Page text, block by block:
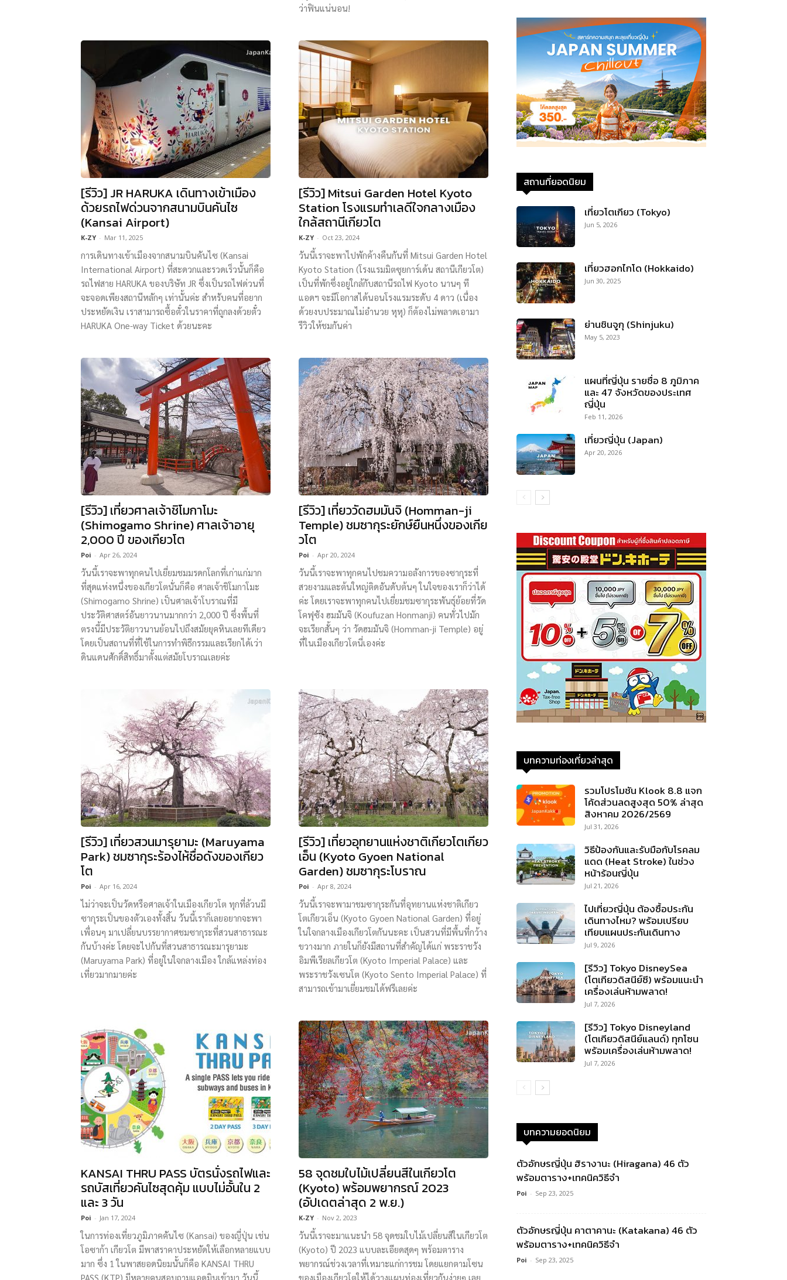
ว่าฟินแน่นอน!
[รีวิว] JR HARUKA เดินทางเข้าเมือง
ด้วยรถไฟด่วนจากสนามบินคันไซ
(Kansai Airport)
K-ZY - Mar 11, 2025
การเดินทางเข้าเมืองจากสนามบินคันไซ (Kansai
International Airport) ที่สะดวกและรวดเร็วนั้นก็คือ
รถไฟสาย HARUKA ของบริษัท JR ซึ่งเป็นรถไฟด่วนที่
จะจอดเพียงสถานีหลักๆ เท่านั้นค่ะ สำหรับคนที่อยาก
ประหยัดเงิน เราสามารถซื้อตั๋วในราคาที่ถูกลงด้วยตั๋ว
HARUKA One-way Ticket ด้วยนะคะ
[รีวิว] Mitsui Garden Hotel Kyoto
Station โรงแรมทำเลดีใจกลางเมือง
ใกล้สถานีเกียวโต
K-ZY - Oct 23, 2024
วันนี้เราจะพาไปพักค้างคืนกันที่ Mitsui Garden Hotel
Kyoto Station (โรงแรมมิตซุยการ์เด้น สถานีเกียวโต)
เป็นที่พักซึ่งอยู่ใกล้กับสถานีรถไฟ Kyoto นานๆ ที
แอดฯ จะมีโอกาสได้นอนโรงแรมระดับ 4 ดาว (เนื่อง
ด้วยงบประมาณไม่อำนวย หุหุ) ก็ต้องไม่พลาดเอามา
รีวิวให้ชมกันค่า
[รีวิว] เที่ยวศาลเจ้าชิโมกาโมะ
(Shimogamo Shrine) ศาลเจ้าอายุ
2,000 ปี ของเกียวโต
Poi - Apr 26, 2024
วันนี้เราจะพาทุกคนไปเยี่ยมชมมรดกโลกที่เก่าแก่มาก
ที่สุดแห่งหนึ่งของเกียวโตนั่นก็คือ ศาลเจ้าชิโมกาโมะ
(Shimogamo Shrine) เป็นศาลเจ้าโบราณที่มี
ประวัติศาสตร์อันยาวนานมากกว่า 2,000 ปี ซึ่งพื้นที่
ตรงนี้มีประวัติยาวนานย้อนไปถึงสมัยยุคหินเลยทีเดียว
โดยเป็นสถานที่ที่ใช้ในการทำพิธีกรรมและเรียกได้เว่า
ดินแดนศักดิ์สิทธิ์มาตั้งแต่สมัยโบราณเลยค่ะ
[รีวิว] เที่ยววัดฮมมันจิ (Homman-ji
Temple) ชมซากุระยักษ์ยืนหนึ่งของเกีย
วโต
Poi - Apr 20, 2024
วันนี้เราจะพาทุกคนไปชมความอลังการของซากุระที่
สวยงามและต้นใหญ่ติดอันดับต้นๆ ในใจของเราก็ว่าได้
ค่ะ โดยเราจะพาทุกคนไปเยี่ยมชมซากุระพันธุ์ย้อยที่วัด
โคฟุซัง ฮมมันจิ (Koufuzan Honmanji) คนทั่วไปมัก
จะเรียกสั้นๆ ว่า วัดฮมมันจิ (Homman-ji Temple) อยู่
ที่ในเมืองเกียวโตนี่เองค่ะ
[รีวิว] เที่ยวสวนมารุยามะ (Maruyama
Park) ชมซากุระร้องไห้ชื่อดังของเกียว
โต
Poi - Apr 16, 2024
ไม่ว่าจะเป็นวัดหรือศาลเจ้าในเมืองเกียวโต ทุกที่ล้วนมี
ซากุระเป็นของตัวเองทั้งสิ้น วันนี้เราก็เลยอยากจะพา
เพื่อนๆ มาเปลี่ยนบรรยากาศชมซากุระที่สวนสาธารณะ
กันบ้างค่ะ โดยจะไปกันที่สวนสาธารณะมารุยามะ
(Maruyama Park) ที่อยู่ในใจกลางเมือง ใกล้แหล่งท่อง
เที่ยวมากมายค่ะ
[รีวิว] เที่ยวอุทยานแห่งชาติเกียวโตเกียว
เอ็น (Kyoto Gyoen National
Garden) ชมซากุระโบราณ
Poi - Apr 8, 2024
วันนี้เราจะพามาชมซากุระกันที่อุทยานแห่งชาติเกียว
โตเกียวเอ็น (Kyoto Gyoen National Garden) ที่อยู่
ในใจกลางเมืองเกียวโตกันนะคะ เป็นสวนที่มีพื้นที่กว้าง
ขวางมาก ภายในก็ยังมีสถานที่สำคัญได้แก่ พระราชวัง
อิมพีเรียลเกียวโต (Kyoto Imperial Palace) และ
พระราชวังเซนโต (Kyoto Sento Imperial Palace) ที่
สามารถเข้ามาเยี่ยมชมได้ฟรีเลยค่ะ
KANSAI THRU PASS บัตรนั่งรถไฟและ
รถบัสเที่ยวคันไซสุดคุ้ม แบบไม่อั้นใน 2
และ 3 วัน
Poi - Jan 17, 2024
ในการท่องเที่ยวภูมิภาคคันไซ (Kansai) ของญี่ปุ่น เช่น
โอซาก้า เกียวโต มีพาสราคาประหยัดให้เลือกหลายแบบ
มาก ซึ่ง 1 ในพาสยอดนิยมนั้นก็คือ KANSAI THRU
PASS (KTP) มีหลายคนสอบถามแอดมินเข้ามา วันนี้
58 จุดชมใบไม้เปลี่ยนสีในเกียวโต
(Kyoto) พร้อมพยากรณ์ 2023
(อัปเดตล่าสุด 2 พ.ย.)
K-ZY - Nov 2, 2023
วันนี้เราจะมาแนะนำ 58 จุดชมใบไม้เปลี่ยนสีในเกียวโต
(Kyoto) ปี 2023 แบบละเอียดสุดๆ พร้อมตาราง
พยากรณ์ช่วงเวลาที่เหมาะแก่การชม โดยแยกตามโซน
ของเมืองเกียวโตให้ได้วางแผนท่องเที่ยวกันง่ายๆ เลย
สถานที่ยอดนิยม
เที่ยวโตเกียว (Tokyo)
Jun 5, 2026
เที่ยวฮอกไกโด (Hokkaido)
Jun 30, 2025
ย่านชินจูกุ (Shinjuku)
May 5, 2023
แผนที่ญี่ปุ่น รายชื่อ 8 ภูมิภาค
และ 47 จังหวัดของประเทศ
ญี่ปุ่น
Feb 11, 2026
เที่ยวญี่ปุ่น (Japan)
Apr 20, 2026
บทความท่องเที่ยวล่าสุด
รวมโปรโมชัน Klook 8.8 แจก
โค้ดส่วนลดสูงสุด 50% ล่าสุด
สิงหาคม 2026/2569
Jul 31, 2026
วิธีป้องกันและรับมือกับโรคลม
แดด (Heat Stroke) ในช่วง
หน้าร้อนญี่ปุ่น
Jul 21, 2026
ไปเที่ยวญี่ปุ่น ต้องซื้อประกัน
เดินทางไหม? พร้อมเปรียบ
เทียบแผนประกันเดินทาง
Jul 9, 2026
[รีวิว] Tokyo DisneySea
(โตเกียวดิสนีย์ซี) พร้อมแนะนำ
เครื่องเล่นห้ามพลาด!
Jul 7, 2026
[รีวิว] Tokyo Disneyland
(โตเกียวดิสนีย์แลนด์) ทุกโซน
พร้อมเครื่องเล่นห้ามพลาด!
Jul 7, 2026
บทความยอดนิยม
ตัวอักษรญี่ปุ่น ฮิรางานะ (Hiragana) 46 ตัว
พร้อมตาราง+เทคนิควิธีจำ
Poi - Sep 23, 2025
ตัวอักษรญี่ปุ่น คาตาคานะ (Katakana) 46 ตัว
พร้อมตาราง+เทคนิควิธีจำ
Poi - Sep 23, 2025